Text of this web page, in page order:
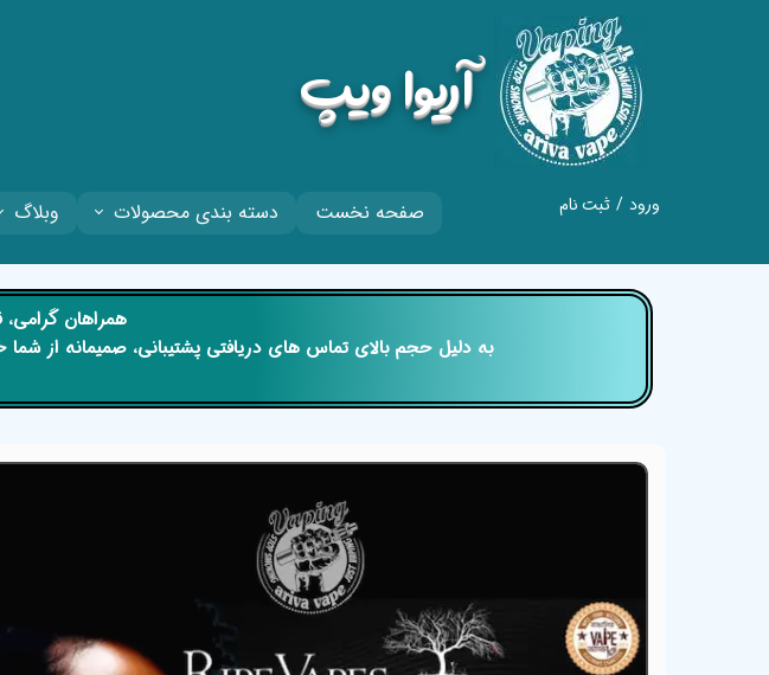
صفحه نخست دسته بندی محصولات وبلاگ ورود / ثبت نام
تغییر گذر واژه
خروج از حساب
کاربری
​آریوا ویپ
​​همراهان
به دلیل حجم بالای تماس های دریافتی پشتیبانی، صمیمانه از